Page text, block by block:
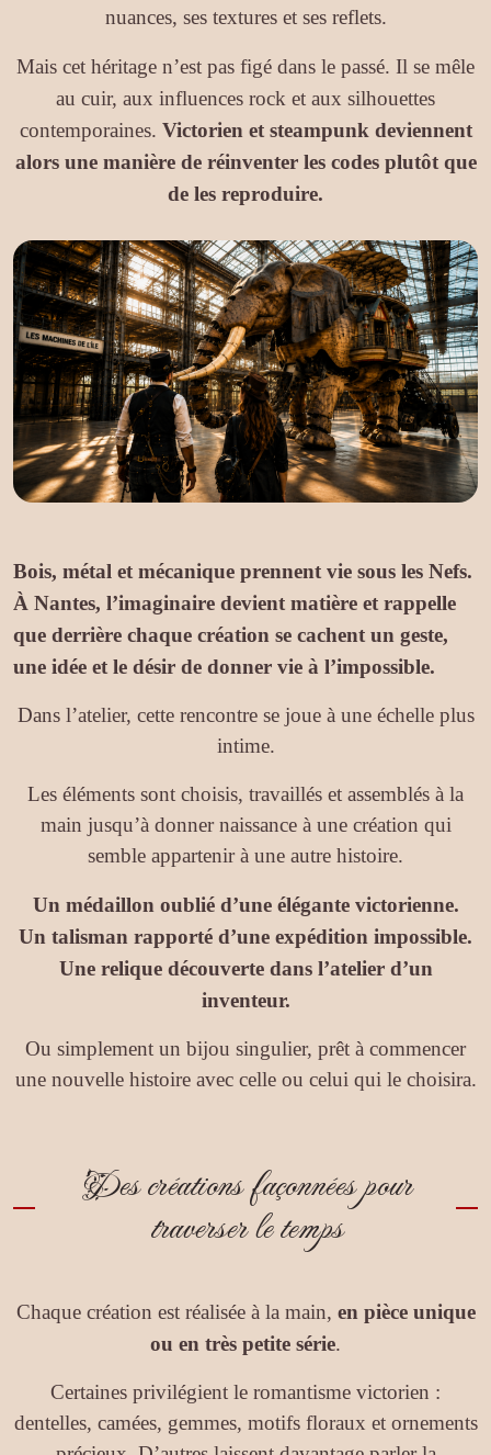
nuances, ses textures et ses reflets.
Mais cet héritage n’est pas figé dans le passé. Il se mêle
au cuir, aux influences rock et aux silhouettes
contemporaines. Victorien et steampunk deviennent
alors une manière de réinventer les codes plutôt que
de les reproduire.
Bois, métal et mécanique prennent vie sous les Nefs.
À Nantes, l’imaginaire devient matière et rappelle
que derrière chaque création se cachent un geste,
une idée et le désir de donner vie à l’impossible.
Dans l’atelier, cette rencontre se joue à une échelle plus
intime.
Les éléments sont choisis, travaillés et assemblés à la
main jusqu’à donner naissance à une création qui
semble appartenir à une autre histoire.
Un médaillon oublié d’une élégante victorienne.
Un talisman rapporté d’une expédition impossible.
Une relique découverte dans l’atelier d’un
inventeur.
Ou simplement un bijou singulier, prêt à commencer
une nouvelle histoire avec celle ou celui qui le choisira.
Des créations façonnées pour
traverser le temps
Chaque création est réalisée à la main, en pièce unique
ou en très petite série.
Certaines privilégient le romantisme victorien :
dentelles, camées, gemmes, motifs floraux et ornements